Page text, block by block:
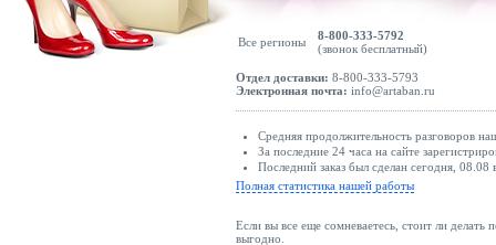
Все регионы
8-800-333-5792
(звонок бесплатный)
Отдел доставки: 8-800-333-5793
Электронная почта: info@artaban.ru
Средняя продолжительность разговоров
За последние 24 часа на сайте
Последний заказ был сделан сегодня,
Полная статистика нашей работы
Если вы все еще сомневаетесь, стоит ли делать
выгодно.